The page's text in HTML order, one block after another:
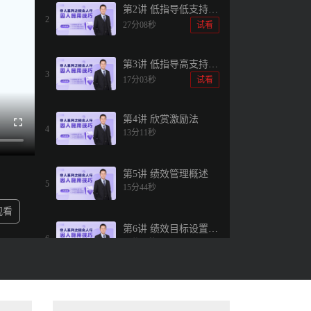
看
2
第2讲 低指导低支持
（授权）
27分08秒 试看
3
第3讲 低指导高支持
（激励）
17分03秒 试看
4
第4讲 欣赏激励法
13分11秒
5
第5讲 绩效管理概述
15分44秒
6
第6讲 绩效目标设置锚